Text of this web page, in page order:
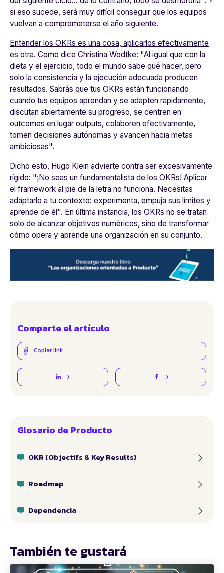
si eso sucede, será muy difícil conseguir que los equipos
vuelvan a comprometerse el año siguiente.
Entender los OKRs es una cosa, aplicarlos efectivamente
es otra. Como dice Christina Wodtke: "Al igual que con la
dieta y el ejercicio, todo el mundo sabe qué hacer, pero
solo la consistencia y la ejecución adecuada producen
resultados. Sabrás que tus OKRs están funcionando
cuando tus equipos aprendan y se adapten rápidamente,
discutan abiertamente su progreso, se centren en
outcomes en lugar outputs, colaboren efectivamente,
tomen decisiones autónomas y avancen hacia metas
ambiciosas".
Dicho esto, Hugo Klein advierte contra ser excesivamente
rígido: "¡No seas un fundamentalista de los OKRs! Aplicar
el framework al pie de la letra no funciona. Necesitas
adaptarlo a tu contexto: experimenta, empuja sus límites y
aprende de él". En última instancia, los OKRs no se tratan
solo de alcanzar objetivos numéricos, sino de transformar
cómo opera y aprende una organización en su conjunto.
Comparte el artículo
Copiar link
Glosario de Producto
OKR (Objectifs & Key Results)
Roadmap
Dependencia
También te gustará